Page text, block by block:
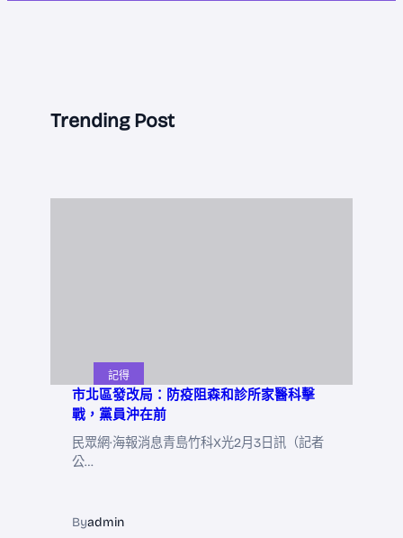
Trending Post
記得
市北區發改局：防疫阻森和診所家醫科擊
戰，黨員沖在前
民眾網·海報消息青島竹科X光2月3日訊（記者
公…
Byadmin